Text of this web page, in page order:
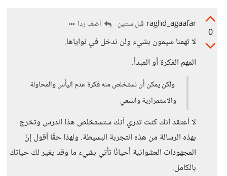
0
raghd_agaafar قبل سنتين أضف ردا
لا تهمنا سيمون بشيء ولن ندخل في نواياها.
المهم الفكرة أو المبدأ.
ولكن يمكن أن نستخلص منه فكرة عدم اليأس والمحاولة
والاستمرارية والسعي
لا أعتقد أنك كنت تدري أنك ستستخلص هذا الدرس وتخرج
بهذه الرسالة من هذه التجربة البسيطة. ولهذا حقًا أقول إنّ
المجهودات العشوائية أحيانًا تأتي بشيء ما وقد يغير لك حياتك
بالكامل.